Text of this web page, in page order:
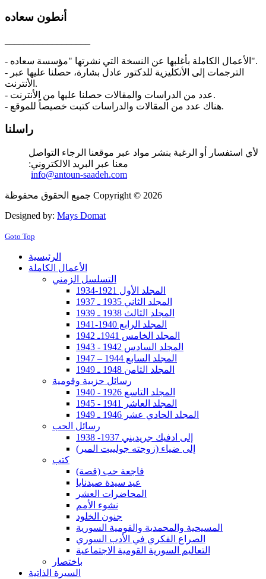
أنطون سعاده
- الأعمال الكاملة بأغلبها عن النسخة التي نشرتها "مؤسسة سعاده".
- الترجمات إلى الأنكليزية للدكتور عادل بشارة، حصلنا عليها عبر
الأنترنت.
- عدد من الدراسات والمقالات حصلنا عليها من الأنترنت.
- هناك عدد من المقالات والدراسات كتبت خصيصاً للموقع.
راسلنا
لأي استفسار أو الرغبة بنشر مواد عبر موقعنا الرجاء التواصل
معنا عبر البريد الالكتروني:
info@antoun-saadeh.com
جميع الحقوق محفوظة Copyright © 2026
Designed by: Mays Domat
Goto Top
الرئيسية
الأعمال الكاملة
التسلسل الزمني
المجلد الأول 1921-1934
المجلد الثاني 1935 ـ 1937
المجلد الثالث 1938 ـ 1939
المجلد الرابع 1940-1941
المجلد الخامس 1941ـ 1942
المجلد السادس 1942 - 1943
المجلد السابع 1944 – 1947
المجلد الثامن 1948 ـ 1949
رسائل حزبية وقومية
المجلد التاسع 1926 - 1940
المجلد العاشر 1941 - 1945
المجلد الحادي عشر 1946 ـ 1949
رسائل الحب
إلى ادفيك جريديني 1937- 1938
إلى ضياء (زوجته جولييت المير)
كتب
فاجعة حب (قصة)
عيد سيدة صيدنايا
المحاضرات العشر
نشوء الأمم
جنون الخلود
المسيحية والمحمدية والقومية السورية
الصراع الفكري في الأدب السوري
التعاليم السورية القومية الاجتماعية
باختصار
السيرة الذاتية